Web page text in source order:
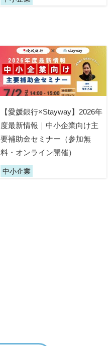
【愛媛銀行×Stayway】2026年
度最新情報｜中小企業向け主
要補助金セミナー（参加無
料・オンライン開催）
中小企業